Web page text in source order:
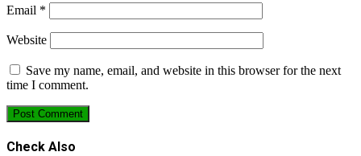
Email *
Website
Save my name, email, and website in this browser for the next
time I comment.
Check Also